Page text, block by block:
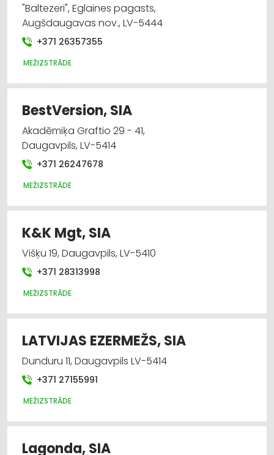
"Baltezeri", Eglaines pagasts,
Augšdaugavas nov., LV-5444
+371 26357355
MEŽIZSTRĀDE
BestVersion, SIA
Akadēmiķa Graftio 29 - 41,
Daugavpils, LV-5414
+371 26247678
MEŽIZSTRĀDE
K&K Mgt, SIA
Višķu 19, Daugavpils, LV-5410
+371 28313998
MEŽIZSTRĀDE
LATVIJAS EZERMEŽS, SIA
Dunduru 11, Daugavpils LV-5414
+371 27155991
MEŽIZSTRĀDE
Lagonda, SIA